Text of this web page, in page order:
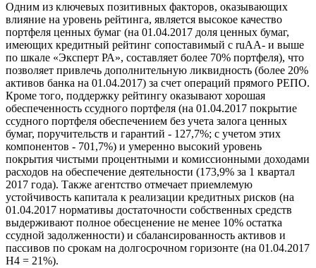
Одним из ключевых позитивных факторов, оказывающих
влияние на уровень рейтинга, является высокое качество
портфеля ценных бумаг (на 01.04.2017 доля ценных бумаг,
имеющих кредитный рейтинг сопоставимый с ruAA- и выше
по шкале «Эксперт РА», составляет более 70% портфеля), что
позволяет привлечь дополнительную ликвидность (более 20%
активов банка на 01.04.2017) за счет операций прямого РЕПО.
Кроме того, поддержку рейтингу оказывают хорошая
обеспеченность ссудного портфеля (на 01.04.2017 покрытие
ссудного портфеля обеспечением без учета залога ценных
бумаг, поручительств и гарантий - 127,7%; с учетом этих
компонентов - 701,7%) и умеренно высокий уровень
покрытия чистыми процентными и комиссионными доходами
расходов на обеспечение деятельности (173,9% за 1 квартал
2017 года). Также агентство отмечает приемлемую
устойчивость капитала к реализации кредитных рисков (на
01.04.2017 нормативы достаточности собственных средств
выдерживают полное обесценение не менее 10% остатка
ссудной задолженности) и сбалансированность активов и
пассивов по срокам на долгосрочном горизонте (на 01.04.2017
Н4 = 21%).